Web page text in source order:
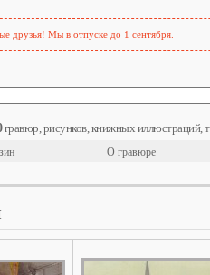
друзья! Мы в отпуске до 1 сентября.
гравюр, рисунков, книжных иллюстраций,
О гравюре